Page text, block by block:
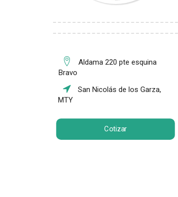
Aldama 220 pte esquina
Bravo
San Nicolás de los Garza,
MTY
Cotizar